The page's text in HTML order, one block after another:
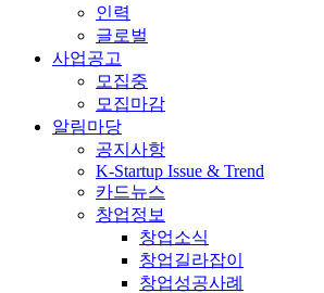
인력
글로벌
사업공고
모집중
모집마감
알림마당
공지사항
K-Startup Issue & Trend
카드뉴스
창업정보
창업소식
창업길라잡이
창업성공사례